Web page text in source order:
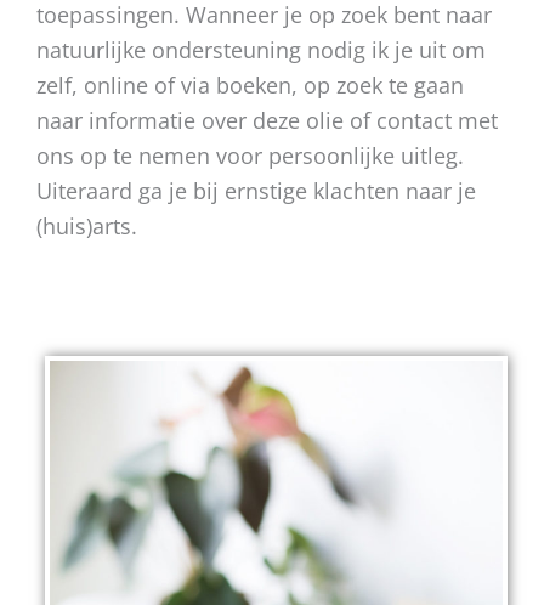
toepassingen. Wanneer je op zoek bent naar
natuurlijke ondersteuning nodig ik je uit om
zelf, online of via boeken, op zoek te gaan
naar informatie over deze olie of contact met
ons op te nemen voor persoonlijke uitleg.
Uiteraard ga je bij ernstige klachten naar je
(huis)arts.